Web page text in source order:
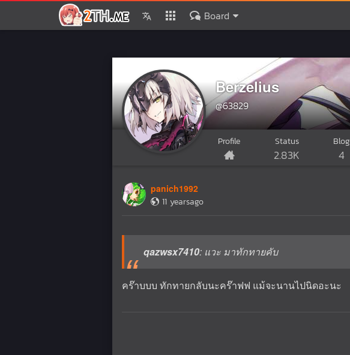
Board
Berzelius
@63829
Profile Status
2.83K
Blog
4
panich1992
11 yearsago
qazwsx7410: แวะ มาทักทายคับ
คร๊าบบบ ทักทายกลับนะคร๊าฟฟ แม้จะนานไปนิดอะนะ